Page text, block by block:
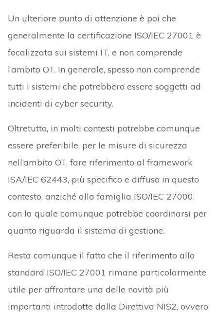
Un ulteriore punto di attenzione è poi che
generalmente la certificazione ISO/IEC 27001 è
focalizzata sui sistemi IT, e non comprende
l’ambito OT. In generale, spesso non comprende
tutti i sistemi che potrebbero essere soggetti ad
incidenti di cyber security.
Oltretutto, in molti contesti potrebbe comunque
essere preferibile, per le misure di sicurezza
nell’ambito OT, fare riferimento al framework
ISA/IEC 62443, più specifico e diffuso in questo
contesto, anziché alla famiglia ISO/IEC 27000,
con la quale comunque potrebbe coordinarsi per
quanto riguarda il sistema di gestione.
Resta comunque il fatto che il riferimento allo
standard ISO/IEC 27001 rimane particolarmente
utile per affrontare una delle novità più
importanti introdotte dalla Direttiva NIS2, ovvero